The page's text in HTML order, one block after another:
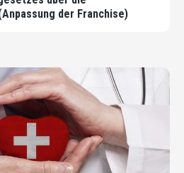
der Franchise)